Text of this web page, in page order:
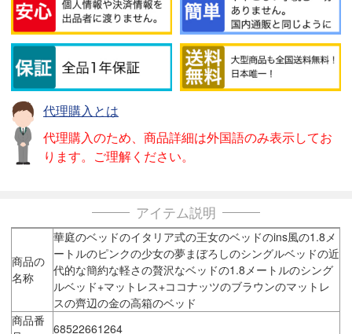
代理購入とは
代理購入のため、商品詳細は外国語のみ表示してお
ります。ご理解ください。
アイテム説明
商品の
名称
華庭のベッドのイタリア式の王女のベッドのins風の1.8メ
ートルのピンクの少女の夢まぼろしのシングルベッドの近
代的な簡約な軽さの贅沢なベッドの1.8メートルのシング
ルベッド+マットレス+ココナッツのブラウンのマットレ
スの齊辺の金の高箱のベッド
商品番
68522661264